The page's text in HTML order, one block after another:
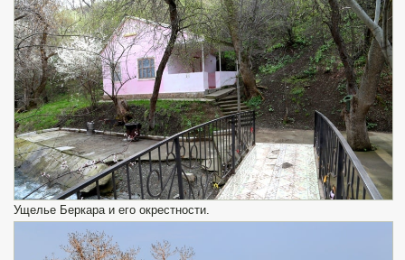
Ущелье Беркара и его окрестности.